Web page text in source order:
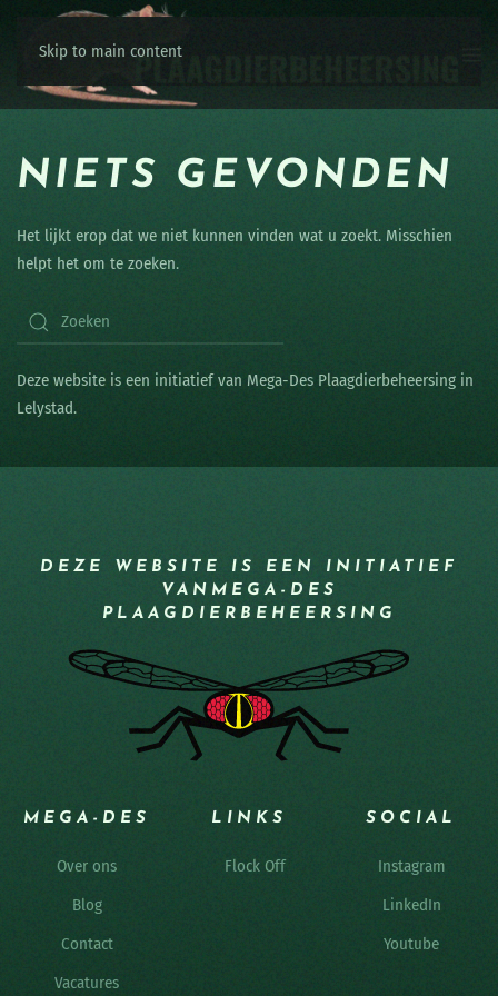
Skip to main content
NIETS GEVONDEN
Het lijkt erop dat we niet kunnen vinden wat u zoekt. Misschien
helpt het om te zoeken.
Deze website is een initiatief van Mega-Des Plaagdierbeheersing in
Lelystad.
DEZE WEBSITE IS EEN INITIATIEF
VAN MEGA-DES
PLAAGDIERBEHEERSING
MEGA-DES
Over ons
Blog
Contact
Vacatures
LINKS
Flock Off
SOCIAL
Instagram
LinkedIn
Youtube